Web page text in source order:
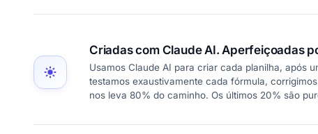
Criadas com Claude AI. Aperfeiçoadas
Usamos Claude AI para criar cada planilha, após
testamos exaustivamente cada fórmula,
nos leva 80% do caminho. Os últimos 20% são